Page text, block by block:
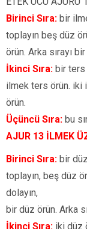
Birinci Sıra: bir
toplayın beş düz
örün. Arka sırayı
İkinci Sıra: bir ters
ilmek ters örün. iki
örün.
Üçüncü Sıra: bu
AJUR 13 İLMEK
Birinci Sıra: bir
toplayın, beş düz
dolayın,
bir düz örün. Arka
İkinci Sıra: iki düz